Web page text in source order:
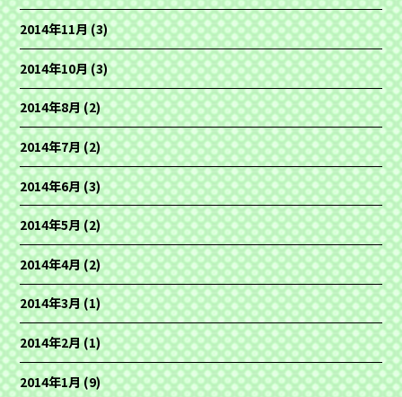
2014年11月(3)
2014年10月(3)
2014年8月(2)
2014年7月(2)
2014年6月(3)
2014年5月(2)
2014年4月(2)
2014年3月(1)
2014年2月(1)
2014年1月(9)